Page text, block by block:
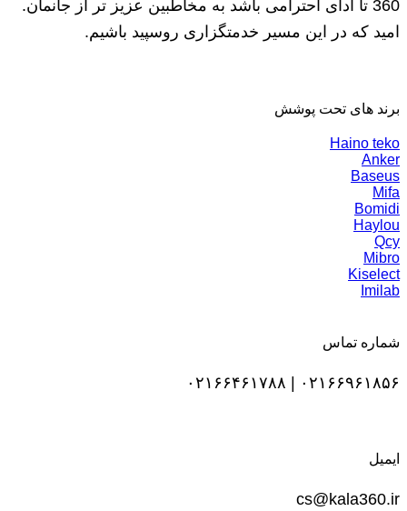
360 تا ادای احترامی باشد به مخاطبین عزیز تر از جانمان.
امید که در این مسیر خدمتگزاری روسپید باشیم.
برند های تحت پوشش
Haino teko
Anker
Baseus
Mifa
Bomidi
Haylou
Qcy
Mibro
Kiselect
Imilab
شماره تماس
۰۲۱۶۶۹۶۱۸۵۶ | ۰۲۱۶۶۴۶۱۷۸۸
ایمیل
cs@kala360.ir